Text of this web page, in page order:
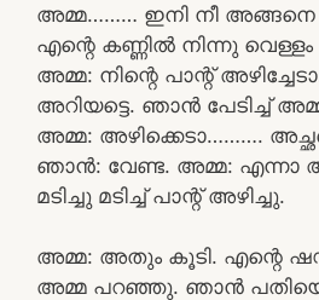
അമ്മ……… ഇനി നീ അങ്ങനെ
എന്റെ കണ്ണിൽ നിന്നു
അമ്മ: നിന്റെ പാന്റ്
അറിയട്ടെ. ഞാൻ പേടിച്ച്
അമ്മ: അഴിക്കെടാ……….
ഞാൻ: വേണ്ട. അമ്മ: എന്നാ
മടിച്ചു മടിച്ച് പാന്റ് അഴിച്ചു.
അമ്മ: അതും കൂടി. എന്റെ
അമ്മ പറഞ്ഞു. ഞാൻ പതിയെ